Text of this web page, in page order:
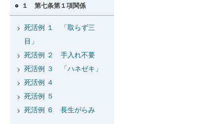
１ 第七条第１項関係
死活例 １ 「取らず三
目」
死活例 ２ 手入れ不要
死活例 ３ 「ハネゼキ」
死活例 ４
死活例 ５
死活例 ６ 長生がらみ